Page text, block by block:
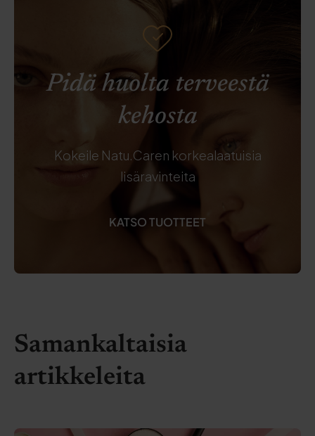
Pidä huolta terveestä
kehosta
Kokeile Natu.Caren korkealaatuisia
lisäravinteita
KATSO TUOTTEET
Samankaltaisia
artikkeleita